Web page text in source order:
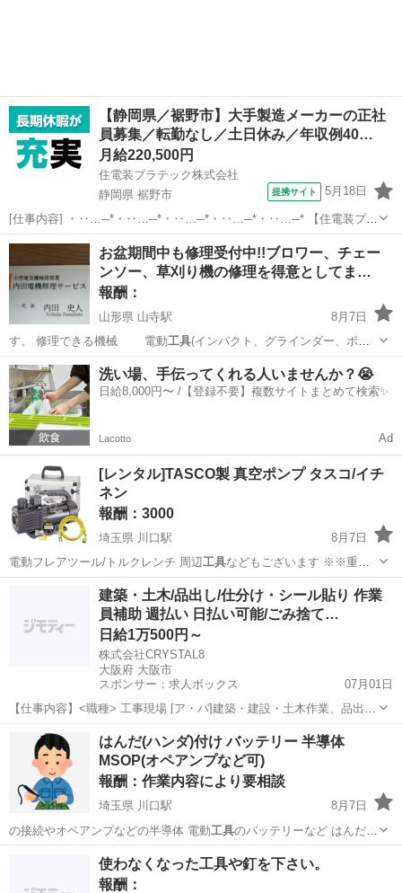
【静岡県／裾野市】大手製造メーカーの正社
員募集／転勤なし／土日休み／年収例40…
月給220,500円
住電装プラテック株式会社
静岡県 裾野市
提携サイト 5月18日
[仕事内容] ・‥…─*・‥…─*・‥…─*・‥…─*・‥…─* 【住電装プラ
テック株式会社】 当社では、 自動車の情報を伝達する重要な役割を果
たしている、 ワイヤーハーネスの配線の分岐や接続を担うコネクタの
製造を成形・プ...
静岡 裾野市 工場
お盆期間中も修理受付中!!ブロワー、チェー
ンソー、草刈り機の修理を得意としてま…
報酬：
山形県 山寺駅
8月7日
す。 修理できる機械 電動工具(インパクト、グラインダー、ボー
ドカッ…
山形 米沢市 山寺駅 手伝いたい/助けたい 草刈り機
洗い場、手伝ってくれる人いませんか？😭
日給8,000円〜 /【登録不要】複数サイトまとめて検索✨
Lacotto Ad
[レンタル]TASCO製 真空ポンプ タスコ/イチ
ネン
報酬：3000
埼玉県 川口駅
8月7日
電動フレアツール/トルクレンチ 周辺工具などもございます ※※重要
※※ …
川口市 川口駅 貸したい 真空ポンプ
建築・土木/品出し/仕分け・シール貼り 作業
員補助 週払い 日払い可能/ごみ捨て…
日給1万500円～
株式会社CRYSTAL8
大阪府 大阪市
スポンサー：求人ボックス
07月01日
【仕事内容】<職種> 工事現場 [ア・パ]建築・建設・土木作業、品出し
(ピッキング)、仕分け・シール貼り <雇用形態> アルバイト・パート <
給与> [ア・パ]日給10,500円～ 交通費:一部支給 日当:10,500円～ 交通
アルバイト・パート
はんだ(ハンダ)付け バッテリー 半導体
MSOP(オペアンプなど可)
報酬：作業内容により要相談
埼玉県 川口駅
8月7日
の接続やオペアンプなどの半導体 電動工具のバッテリーなど はんだ
(ハンダ)付…
川口駅 手伝いたい/助けたい
使わなくなった工具や釘を下さい。
報酬：